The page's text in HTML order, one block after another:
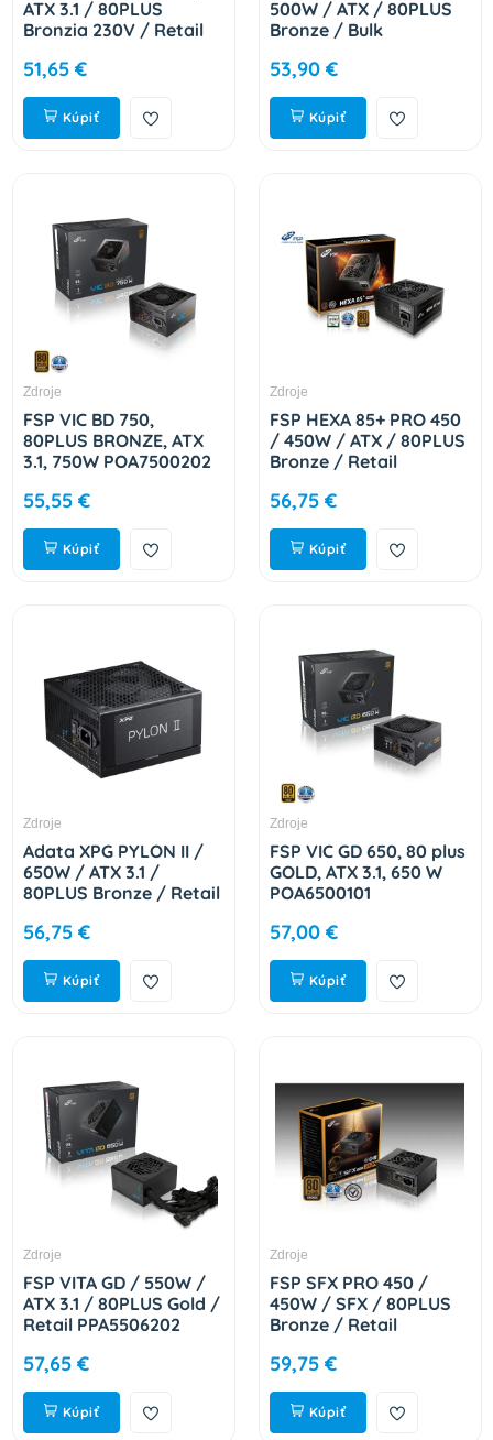
ATX 3.1 / 80PLUS
Bronzia 230V / Retail
51,65 €
Kúpiť
500W / ATX / 80PLUS
Bronze / Bulk
53,90 €
Kúpiť
Zdroje
FSP VIC BD 750,
80PLUS BRONZE, ATX
3.1, 750W POA7500202
55,55 €
Kúpiť
Zdroje
FSP HEXA 85+ PRO 450
/ 450W / ATX / 80PLUS
Bronze / Retail
56,75 €
Kúpiť
Zdroje
Adata XPG PYLON II /
650W / ATX 3.1 /
80PLUS Bronze / Retail
56,75 €
Kúpiť
Zdroje
FSP VIC GD 650, 80 plus
GOLD, ATX 3.1, 650 W
POA6500101
57,00 €
Kúpiť
Zdroje
FSP VITA GD / 550W /
ATX 3.1 / 80PLUS Gold /
Retail PPA5506202
57,65 €
Kúpiť
Zdroje
FSP SFX PRO 450 /
450W / SFX / 80PLUS
Bronze / Retail
59,75 €
Kúpiť